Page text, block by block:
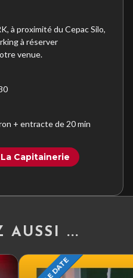
à proximité du Cepac Silo,
à réserver
venue.
+ entracte de 20 min
Capitainerie
AUSSI ...